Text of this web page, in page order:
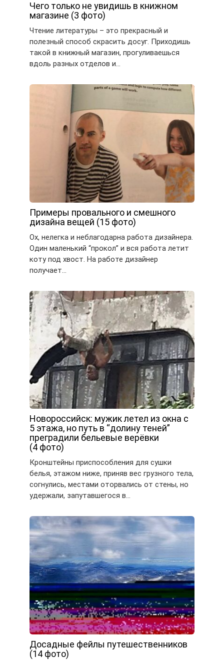
Чего только не увидишь в книжном
магазине (3 фото)
Чтение литературы – это прекрасный и
полезный способ скрасить досуг. Приходишь
такой в книжный магазин, прогуливаешься
вдоль разных отделов и…
Примеры провального и смешного
дизайна вещей (15 фото)
Ох, нелегка и неблагодарна работа дизайнера.
Один маленький “прокол” и вся работа летит
коту под хвост. На работе дизайнер
получает…
Новороссийск: мужик летел из окна с
5 этажа, но путь в “долину теней”
преградили бельевые верёвки
(4 фото)
Кронштейны приспособления для сушки
белья, этажом ниже, приняв вес грузного тела,
согнулись, местами оторвались от стены, но
удержали, запутавшегося в…
Досадные фейлы путешественников
(14 фото)